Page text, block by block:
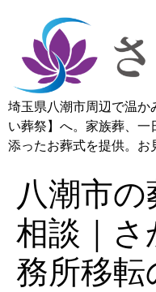
埼玉県八潮市周辺で温か
い葬祭】へ。家族葬、一
添ったお葬式を提供。お
八潮市
相談｜さ
務所移